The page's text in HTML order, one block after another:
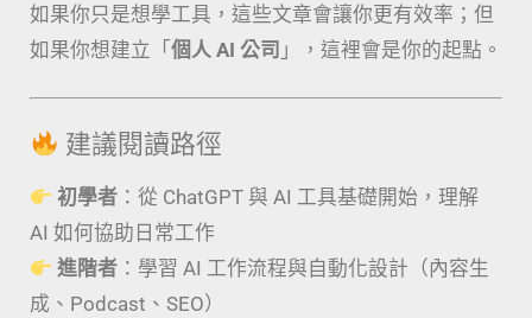
如果你只是想學工具，這些文章會讓你更有效率；但
如果你想建立「 個人 AI 公司 」，這裡會是你的起點。
建議閱讀路徑
初學者 ：從 ChatGPT 與 AI 工具基礎開始，理解
AI 如何協助日常工作
進階者 ：學習 AI 工作流程與自動化設計（內容生
成、Podcast、SEO）